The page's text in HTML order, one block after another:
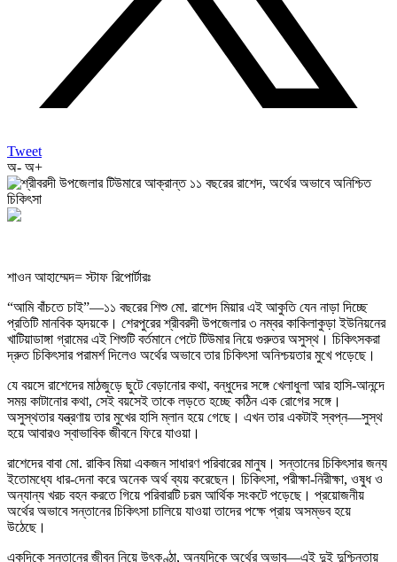
Tweet
অ- অ+
শাওন আহাম্মেদ= স্টাফ রিপোর্টারঃ
“আমি বাঁচতে চাই”—১১ বছরের শিশু মো. রাশেদ মিয়ার এই আকুতি যেন নাড়া দিচ্ছে
প্রতিটি মানবিক হৃদয়কে। শেরপুরের শ্রীবরদী উপজেলার ৩ নম্বর কাকিলাকুড়া ইউনিয়নের
খাটিয়াডাঙ্গা গ্রামের এই শিশুটি বর্তমানে পেটে টিউমার নিয়ে গুরুতর অসুস্থ। চিকিৎসকরা
দ্রুত চিকিৎসার পরামর্শ দিলেও অর্থের অভাবে তার চিকিৎসা অনিশ্চয়তার মুখে পড়েছে।
যে বয়সে রাশেদের মাঠজুড়ে ছুটে বেড়ানোর কথা, বন্ধুদের সঙ্গে খেলাধুলা আর হাসি-আনন্দে
সময় কাটানোর কথা, সেই বয়সেই তাকে লড়তে হচ্ছে কঠিন এক রোগের সঙ্গে।
অসুস্থতার যন্ত্রণায় তার মুখের হাসি ম্লান হয়ে গেছে। এখন তার একটাই স্বপ্ন—সুস্থ
হয়ে আবারও স্বাভাবিক জীবনে ফিরে যাওয়া।
রাশেদের বাবা মো. রাকিব মিয়া একজন সাধারণ পরিবারের মানুষ। সন্তানের চিকিৎসার জন্য
ইতোমধ্যে ধার-দেনা করে অনেক অর্থ ব্যয় করেছেন। চিকিৎসা, পরীক্ষা-নিরীক্ষা, ওষুধ ও
অন্যান্য খরচ বহন করতে গিয়ে পরিবারটি চরম আর্থিক সংকটে পড়েছে। প্রয়োজনীয়
অর্থের অভাবে সন্তানের চিকিৎসা চালিয়ে যাওয়া তাদের পক্ষে প্রায় অসম্ভব হয়ে
উঠেছে।
একদিকে সন্তানের জীবন নিয়ে উৎকণ্ঠা, অন্যদিকে অর্থের অভাব—এই দুই দুশ্চিন্তায়